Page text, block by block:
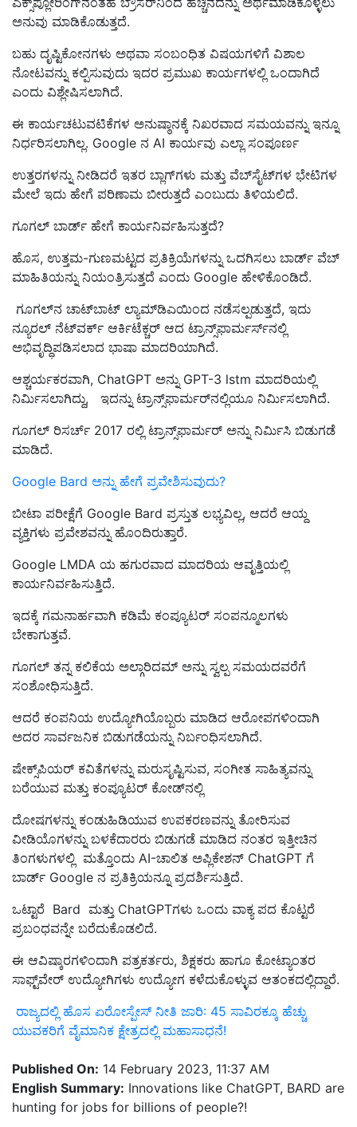
ಅನುವು ಮಾಡಿಕೊಡುತ್ತದೆ.
ಬಹು ದೃಷ್ಟಿಕೋನಗಳು ಅಥವಾ ಸಂಬಂಧಿತ ವಿಷಯಗಳಿಗೆ ವಿಶಾಲ
ನೋಟವನ್ನು ಕಲ್ಪಿಸುವುದು ಇದರ ಪ್ರಮುಖ ಕಾರ್ಯಗಳಲ್ಲಿ ಒಂದಾಗಿದೆ
ಎಂದು ವಿಶ್ಲೇಷಿಸಲಾಗಿದೆ.
ಈ ಕಾರ್ಯಚಟುವಟಿಕೆಗಳ ಅನುಷ್ಠಾನಕ್ಕೆ ನಿಖರವಾದ ಸಮಯವನ್ನು ಇನ್ನೂ
ನಿರ್ಧರಿಸಲಾಗಿಲ್ಲ. Google ನ AI ಕಾರ್ಯವು ಎಲ್ಲಾ ಸಂಪೂರ್ಣ
ಉತ್ತರಗಳನ್ನು ನೀಡಿದರೆ ಇತರ ಬ್ಲಾಗ್‌ಗಳು ಮತ್ತು ವೆಬ್‌ಸೈಟ್‌ಗಳ ಭೇಟಿಗಳ
ಮೇಲೆ ಇದು ಹೇಗೆ ಪರಿಣಾಮ ಬೀರುತ್ತದೆ ಎಂಬುದು ತಿಳಿಯಲಿದೆ.
ಗೂಗಲ್ ಬಾರ್ಡ್ ಹೇಗೆ ಕಾರ್ಯನಿರ್ವಹಿಸುತ್ತದೆ?
ಹೊಸ, ಉತ್ತಮ-ಗುಣಮಟ್ಟದ ಪ್ರತಿಕ್ರಿಯೆಗಳನ್ನು ಒದಗಿಸಲು ಬಾರ್ಡ್ ವೆಬ್
ಮಾಹಿತಿಯನ್ನು ನಿಯಂತ್ರಿಸುತ್ತದೆ ಎಂದು Google ಹೇಳಿಕೊಂಡಿದೆ.
ಗೂಗಲ್‌ನ ಚಾಟ್‌ಬಾಟ್ ಲ್ಯಾಮ್‌ಡಿಎಯಿಂದ ನಡೆಸಲ್ಪಡುತ್ತದೆ, ಇದು
ನ್ಯೂರಲ್ ನೆಟ್‌ವರ್ಕ್ ಆರ್ಕಿಟೆಕ್ಚರ್ ಆದ ಟ್ರಾನ್ಸ್‌ಫಾರ್ಮರ್ಸ್‌ನಲ್ಲಿ
ಅಭಿವೃದ್ಧಿಪಡಿಸಲಾದ ಭಾಷಾ ಮಾದರಿಯಾಗಿದೆ.
ಆಶ್ಚರ್ಯಕರವಾಗಿ, ChatGPT ಅನ್ನು GPT-3 lstm ಮಾದರಿಯಲ್ಲಿ
ನಿರ್ಮಿಸಲಾಗಿದ್ದು, ಇದನ್ನು ಟ್ರಾನ್ಸ್‌ಫಾರ್ಮರ್‌ನಲ್ಲಿಯೂ ನಿರ್ಮಿಸಲಾಗಿದೆ.
ಗೂಗಲ್ ರಿಸರ್ಚ್ 2017 ರಲ್ಲಿ ಟ್ರಾನ್ಸ್‌ಫಾರ್ಮರ್ ಅನ್ನು ನಿರ್ಮಿಸಿ ಬಿಡುಗಡೆ
ಮಾಡಿದೆ.
Google Bard ಅನ್ನು ಹೇಗೆ ಪ್ರವೇಶಿಸುವುದು?
ಬೀಟಾ ಪರೀಕ್ಷೆಗೆ Google Bard ಪ್ರಸ್ತುತ ಲಭ್ಯವಿಲ್ಲ, ಆದರೆ ಆಯ್ದ
ವ್ಯಕ್ತಿಗಳು ಪ್ರವೇಶವನ್ನು ಹೊಂದಿರುತ್ತಾರೆ.
Google LMDA ಯ ಹಗುರವಾದ ಮಾದರಿಯ ಆವೃತ್ತಿಯಲ್ಲಿ
ಕಾರ್ಯನಿರ್ವಹಿಸುತ್ತಿದೆ.
ಇದಕ್ಕೆ ಗಮನಾರ್ಹವಾಗಿ ಕಡಿಮೆ ಕಂಪ್ಯೂಟರ್ ಸಂಪನ್ಮೂಲಗಳು
ಬೇಕಾಗುತ್ತವೆ.
ಗೂಗಲ್ ತನ್ನ ಕಲಿಕೆಯ ಅಲ್ಗಾರಿದಮ್ ಅನ್ನು ಸ್ವಲ್ಪ ಸಮಯದವರೆಗೆ
ಸಂಶೋಧಿಸುತ್ತಿದೆ.
ಆದರೆ ಕಂಪನಿಯ ಉದ್ಯೋಗಿಯೊಬ್ಬರು ಮಾಡಿದ ಆರೋಪಗಳಿಂದಾಗಿ
ಅದರ ಸಾರ್ವಜನಿಕ ಬಿಡುಗಡೆಯನ್ನು ನಿರ್ಬಂಧಿಸಲಾಗಿದೆ.
ಷೇಕ್ಸ್‌ಪಿಯರ್ ಕವಿತೆಗಳನ್ನು ಮರುಸೃಷ್ಟಿಸುವ, ಸಂಗೀತ ಸಾಹಿತ್ಯವನ್ನು
ಬರೆಯುವ ಮತ್ತು ಕಂಪ್ಯೂಟರ್ ಕೋಡ್‌ನಲ್ಲಿ
ದೋಷಗಳನ್ನು ಕಂಡುಹಿಡಿಯುವ ಉಪಕರಣವನ್ನು ತೋರಿಸುವ
ವೀಡಿಯೊಗಳನ್ನು ಬಳಕೆದಾರರು ಬಿಡುಗಡೆ ಮಾಡಿದ ನಂತರ ಇತ್ತೀಚಿನ
ತಿಂಗಳುಗಳಲ್ಲಿ ಮತ್ತೊಂದು AI-ಚಾಲಿತ ಅಪ್ಲಿಕೇಶನ್ ChatGPT ಗೆ
ಬಾರ್ಡ್ Google ನ ಪ್ರತಿಕ್ರಿಯನ್ನೂ ಪ್ರದರ್ಶಿಸುತ್ತಿದೆ.
ಒಟ್ಟಾರೆ Bard ಮತ್ತು ChatGPTಗಳು ಒಂದು ವಾಕ್ಯ ಪದ ಕೊಟ್ಟರೆ
ಪ್ರಬಂಧವನ್ನೇ ಬರೆದುಕೊಡಲಿದೆ.
ಈ ಆವಿಷ್ಕಾರಗಳಿಂದಾಗಿ ಪತ್ರಕರ್ತರು, ಶಿಕ್ಷಕರು ಹಾಗೂ ಕೋಟ್ಯಾಂತರ
ಸಾಫ್ಟ್‌ವೇರ್‌ ಉದ್ಯೋಗಿಗಳು ಉದ್ಯೋಗ ಕಳೆದುಕೊಳ್ಳುವ ಆತಂಕದಲ್ಲಿದ್ದಾರೆ.
ರಾಜ್ಯದಲ್ಲಿ ಹೊಸ ಏರೋಸ್ಪೇಸ್‌ ನೀತಿ ಜಾರಿ: 45 ಸಾವಿರಕ್ಕೂ ಹೆಚ್ಚು
ಯುವಕರಿಗೆ ವೈಮಾನಿಕ ಕ್ಷೇತ್ರದಲ್ಲಿ ಮಹಾಸಾಧನೆ!
Published On: 14 February 2023, 11:37 AM
English Summary: Innovations like ChatGPT, BARD are
hunting for jobs for billions of people?!